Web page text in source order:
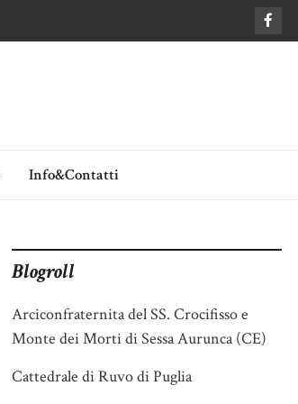
Info&Contatti
Blogroll
Arciconfraternita del SS. Crocifisso e
Monte dei Morti di Sessa Aurunca (CE)
Cattedrale di Ruvo di Puglia